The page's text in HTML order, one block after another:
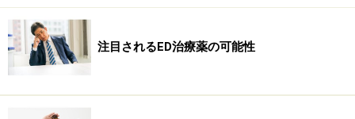
ED治療薬の服用によって、危険な状態に陥る恐れのある
人がいるため、厚生労働省も製薬メーカーも、医師がED
と認めた患者さん以外への処方を認めていません。
注目されるED治療薬の可能性